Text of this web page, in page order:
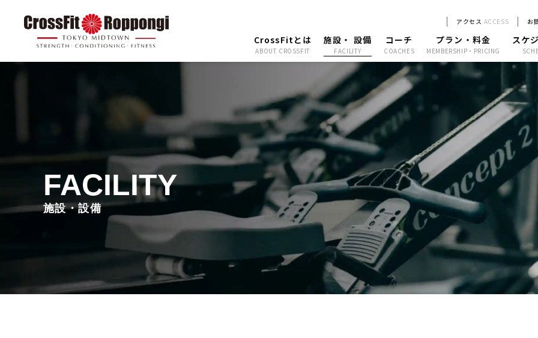
アクセス ACCESS お
CrossFitとは
ABOUT CROSSFIT
施設・ 設備
FACILITY
コーチ
COACHES
プラン・料金
MEMBERSHIP・PRICING
スケ
FACILITY
施設・設備